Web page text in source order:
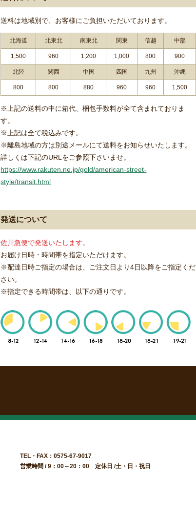
送料は地域別で、お客様にご負担いただいております。
北海道 北東北 南東北 関東 信越 中部
1,500 960 1,200 1,000 800 900
北陸 関西 中国 四国 九州 沖縄
800 800 880 960 960 1,500
※上記の送料の中に箱代、梱包手数料が全て含まれておりま
す。
※上記は全て税込みです。
※離島地域の方は別途メールにて送料をお知らせいたします。
詳しくは下記のURLをご参照下さいませ。
https://www.rakuten.ne.jp/gold/american-street-
style/transit.html
発送について
佐川急便で発送いたします。
お届け日時・時間帯を指定いただけます。
※配達日時ご指定の場合は、ご注文日より4日以降をご指定くだ
さい。
※指定できる時間帯は、以下の通りです。
TEL・FAX：0575-67-9017
営業時間 / 9：00～20：00 定休日 /土・日・祝日